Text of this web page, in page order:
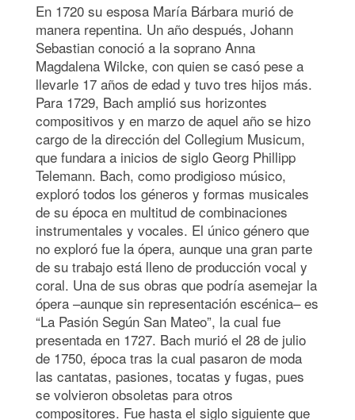
En 1720 su esposa María Bárbara murió de
manera repentina. Un año después, Johann
Sebastian conoció a la soprano Anna
Magdalena Wilcke, con quien se casó pese a
llevarle 17 años de edad y tuvo tres hijos más.
Para 1729, Bach amplió sus horizontes
compositivos y en marzo de aquel año se hizo
cargo de la dirección del Collegium Musicum,
que fundara a inicios de siglo Georg Phillipp
Telemann. Bach, como prodigioso músico,
exploró todos los géneros y formas musicales
de su época en multitud de combinaciones
instrumentales y vocales. El único género que
no exploró fue la ópera, aunque una gran parte
de su trabajo está lleno de producción vocal y
coral. Una de sus obras que podría asemejar la
ópera –aunque sin representación escénica– es
“La Pasión Según San Mateo”, la cual fue
presentada en 1727. Bach murió el 28 de julio
de 1750, época tras la cual pasaron de moda
las cantatas, pasiones, tocatas y fugas, pues
se volvieron obsoletas para otros
compositores. Fue hasta el siglo siguiente que